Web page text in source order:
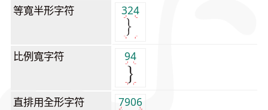
等寬半形字符 324
比例寬字符 94
直排用全形字符 7906